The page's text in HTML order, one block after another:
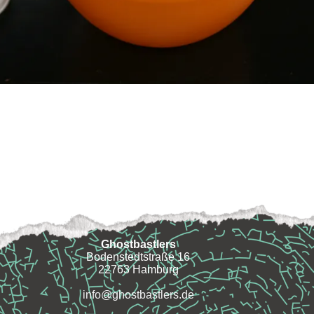
Ghostbastlers
Bodenstedtstraße 16
22763 Hamburg
info@ghostbastlers.de